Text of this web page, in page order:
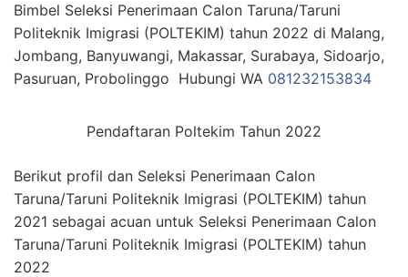
Bimbel Seleksi Penerimaan Calon Taruna/Taruni
Politeknik Imigrasi (POLTEKIM) tahun 2022 di Malang,
Jombang, Banyuwangi, Makassar, Surabaya, Sidoarjo,
Pasuruan, Probolinggo Hubungi WA 081232153834
Pendaftaran Poltekim Tahun 2022
Berikut profil dan Seleksi Penerimaan Calon
Taruna/Taruni Politeknik Imigrasi (POLTEKIM) tahun
2021 sebagai acuan untuk Seleksi Penerimaan Calon
Taruna/Taruni Politeknik Imigrasi (POLTEKIM) tahun
2022